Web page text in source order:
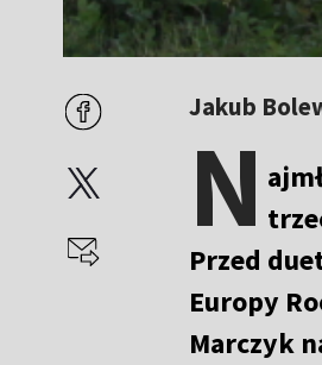
Jakub
N
Przed
Europy
Marczyk